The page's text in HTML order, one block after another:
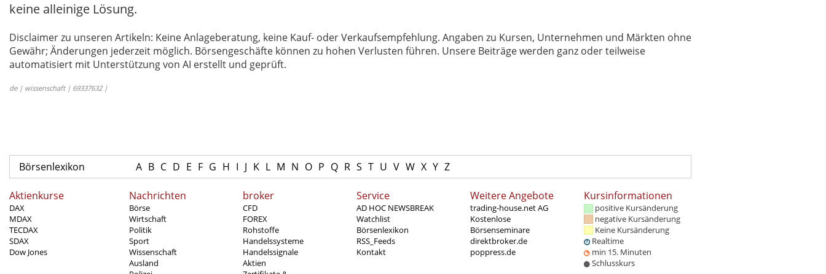
keine alleinige Lösung.
Disclaimer zu unseren Artikeln: Keine Anlageberatung, keine Kauf- oder Verkaufsempfehlung. Angaben zu Kursen, Unternehmen und Märkten ohne
Gewähr; Änderungen jederzeit möglich. Börsengeschäfte können zu hohen Verlusten führen. Unsere Beiträge werden ganz oder teilweise
automatisiert mit Unterstützung von AI erstellt und geprüft.
de | wissenschaft | 69337632 |
Börsenlexikon A B C D E F G H I J K L M N O P Q R S T U V W X Y Z
Aktienkurse
DAX
MDAX
TECDAX
SDAX
Dow Jones
Nachrichten
Börse
Wirtschaft
Politik
Sport
Wissenschaft
Ausland
broker
CFD
FOREX
Rohstoffe
Handelssysteme
Handelssignale
Aktien
Service
AD HOC NEWSBREAK
Watchlist
Börsenlexikon
RSS_Feeds
Kontakt
Weitere Angebote
trading-house.net AG
Kostenlose
Börsenseminare
direktbroker.de
poppress.de
Kursinformationen
positive Kursänderung
negative Kursänderung
Keine Kursänderung
Realtime
min 15. Minuten
Schlusskurs